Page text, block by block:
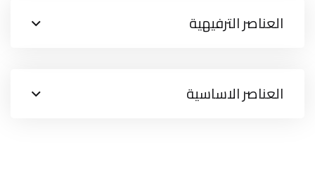
العناصر الترفيهية
العناصر الاساسية